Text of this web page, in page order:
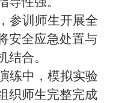
参训师生开展全
安全应急处置与
结合。
练中，模拟实验
织师生完整完成